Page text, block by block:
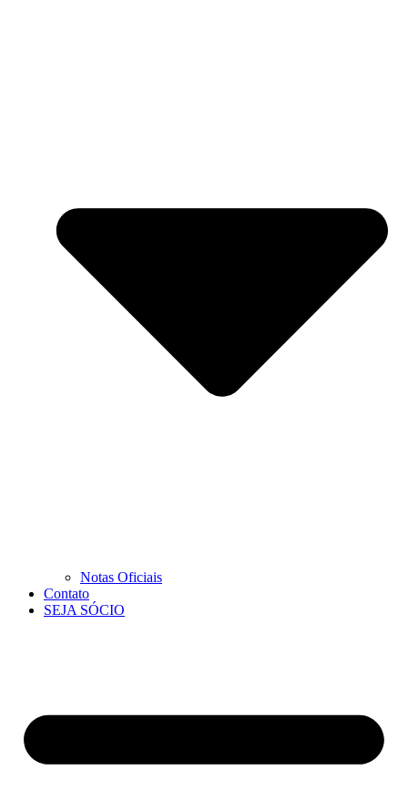
Notas Oficiais
Contato
SEJA SÓCIO